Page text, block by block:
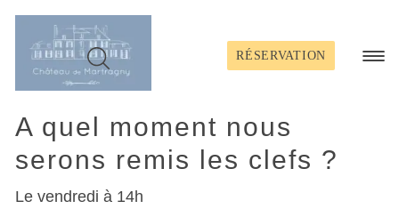
contenu
RÉSERVATION
A quel moment nous
serons remis les clefs ?
Le vendredi à 14h